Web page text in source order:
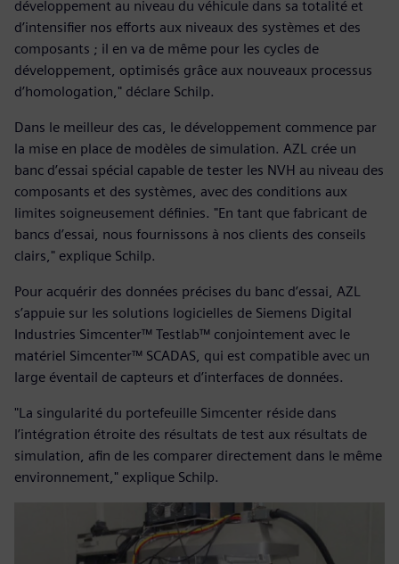
développement au niveau du véhicule dans sa totalité et
d’intensifier nos efforts aux niveaux des systèmes et des
composants ; il en va de même pour les cycles de
développement, optimisés grâce aux nouveaux processus
d’homologation," déclare Schilp.
Dans le meilleur des cas, le développement commence par
la mise en place de modèles de simulation. AZL crée un
banc d’essai spécial capable de tester les NVH au niveau des
composants et des systèmes, avec des conditions aux
limites soigneusement définies. "En tant que fabricant de
bancs d’essai, nous fournissons à nos clients des conseils
clairs," explique Schilp.
Pour acquérir des données précises du banc d’essai, AZL
s’appuie sur les solutions logicielles de Siemens Digital
Industries Simcenter™ Testlab™ conjointement avec le
matériel Simcenter™ SCADAS, qui est compatible avec un
large éventail de capteurs et d’interfaces de données.
"La singularité du portefeuille Simcenter réside dans
l’intégration étroite des résultats de test aux résultats de
simulation, afin de les comparer directement dans le même
environnement," explique Schilp.